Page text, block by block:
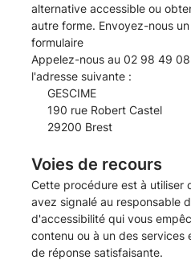
alternative accessible ou
autre forme. Envoyez-nous
formulaire
Appelez-nous au 02 98 49
l'adresse suivante :
GESCIME
190 rue Robert Castel
29200 Brest
Voies de recours
Cette procédure est à utiliser
avez signalé au responsable
d'accessibilité qui vous
contenu ou à un des services
de réponse satisfaisante.